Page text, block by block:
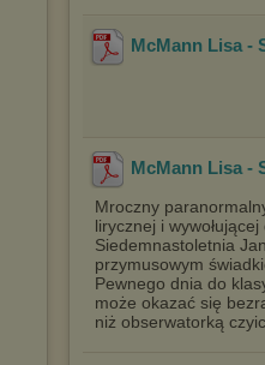
McMann Lisa -
McMann Lisa -
Mroczny
lirycznej i
Siedemnastoletnia
przymusowym
Pewnego dnia do
może okazać się
niż obserwatorką